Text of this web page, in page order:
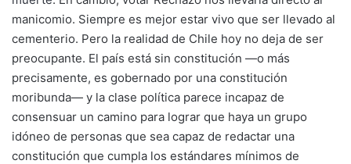
manicomio. Siempre es mejor estar vivo que ser llevado al
cementerio. Pero la realidad de Chile hoy no deja de ser
preocupante. El país está sin constitución —o más
precisamente, es gobernado por una constitución
moribunda— y la clase política parece incapaz de
consensuar un camino para lograr que haya un grupo
idóneo de personas que sea capaz de redactar una
constitución que cumpla los estándares mínimos de